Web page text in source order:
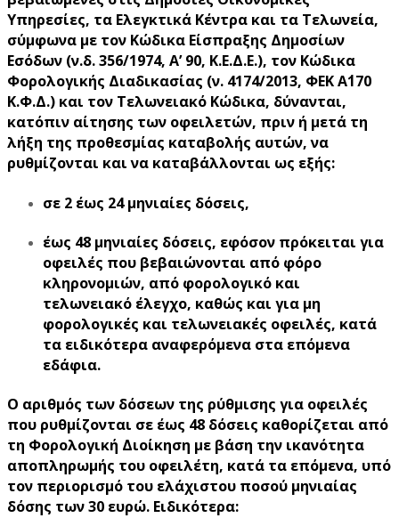
Υπηρεσίες, τα Ελεγκτικά Κέντρα και τα Τελωνεία,
σύμφωνα με τον Κώδικα Είσπραξης Δημοσίων
Εσόδων (ν.δ. 356/1974, Α’ 90, Κ.Ε.Δ.Ε.), τον Κώδικα
Φορολογικής Διαδικασίας (ν. 4174/2013, ΦΕΚ Α΄170
Κ.Φ.Δ.) και τον Τελωνειακό Κώδικα, δύνανται,
κατόπιν αίτησης των οφειλετών, πριν ή μετά τη
λήξη της προθεσμίας καταβολής αυτών, να
ρυθμίζονται και να καταβάλλονται ως εξής:
σε 2 έως 24 μηνιαίες δόσεις,
έως 48 μηνιαίες δόσεις, εφόσον πρόκειται για
οφειλές που βεβαιώνονται από φόρο
κληρονομιών, από φορολογικό και
τελωνειακό έλεγχο, καθώς και για μη
φορολογικές και τελωνειακές οφειλές, κατά
τα ειδικότερα αναφερόμενα στα επόμενα
εδάφια.
Ο αριθμός των δόσεων της ρύθμισης για οφειλές
που ρυθμίζονται σε έως 48 δόσεις καθορίζεται από
τη Φορολογική Διοίκηση με βάση την ικανότητα
αποπληρωμής του οφειλέτη, κατά τα επόμενα, υπό
τον περιορισμό του ελάχιστου ποσού μηνιαίας
δόσης των 30 ευρώ. Ειδικότερα: